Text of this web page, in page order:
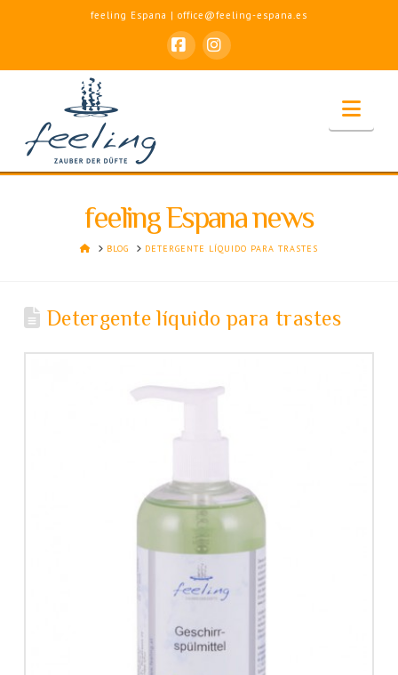
feeling Espana | office@feeling-espana.es
FacebookInstagram
feeling Espana news
HOMEBLOG DETERGENTE LÍQUIDO PARA TRASTES
Detergente líquido para trastes